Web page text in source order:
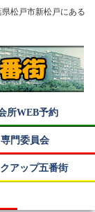
松戸市新松戸にある
所WEB予約
専門委員会
アップ五番街